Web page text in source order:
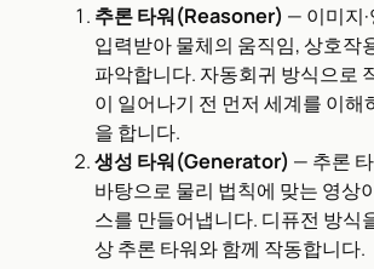
추론 타워(Reasoner) — 이미지
입력받아 물체의 움직임, 상호작
파악합니다. 자동회귀 방식으로
이 일어나기 전 먼저 세계를 이해
을 합니다.
생성 타워(Generator) — 추론
바탕으로 물리 법칙에 맞는 영상
스를 만들어냅니다. 디퓨전 방식
상 추론 타워와 함께 작동합니다.